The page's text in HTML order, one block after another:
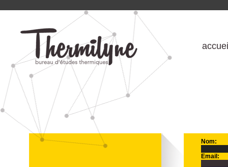
Nom:
Email: